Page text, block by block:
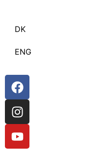
DK
ENG